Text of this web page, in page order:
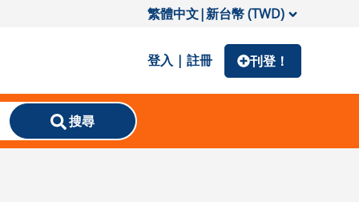
繁體中文|新台幣 (TWD)
登入 | 註冊 刊登！
搜尋